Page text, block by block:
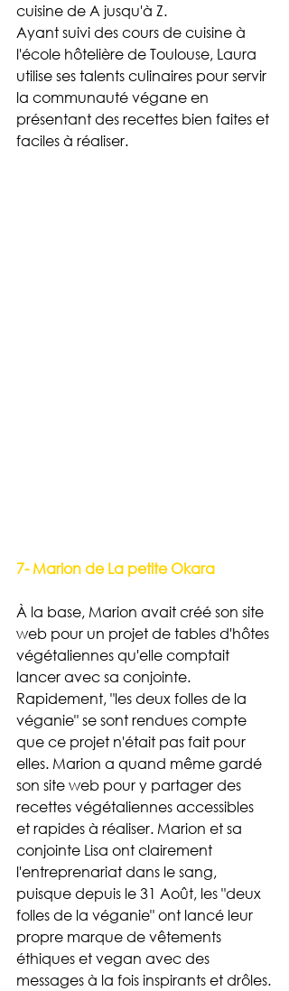
cuisine de A jusqu'à Z.
Ayant suivi des cours de cuisine à
l'école hôtelière de Toulouse, Laura
utilise ses talents culinaires pour servir
la communauté végane en
présentant des recettes bien faites et
faciles à réaliser.
7- Marion de La petite Okara
À la base, Marion avait créé son site
web pour un projet de tables d'hôtes
végétaliennes qu'elle comptait
lancer avec sa conjointe.
Rapidement, "les deux folles de la
véganie" se sont rendues compte
que ce projet n'était pas fait pour
elles. Marion a quand même gardé
son site web pour y partager des
recettes végétaliennes accessibles
et rapides à réaliser. Marion et sa
conjointe Lisa ont clairement
l'entreprenariat dans le sang,
puisque depuis le 31 Août, les "deux
folles de la véganie" ont lancé leur
propre marque de vêtements
éthiques et vegan avec des
messages à la fois inspirants et drôles.